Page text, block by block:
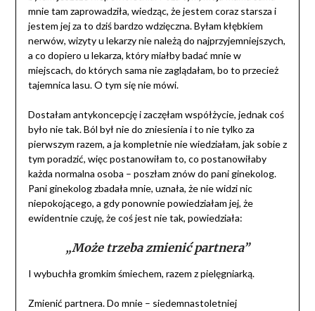
mnie tam zaprowadziła, wiedząc, że jestem coraz starsza i
jestem jej za to dziś bardzo wdzięczna. Byłam kłębkiem
nerwów, wizyty u lekarzy nie należą do najprzyjemniejszych,
a co dopiero u lekarza, który miałby badać mnie w
miejscach, do których sama nie zaglądałam, bo to przecież
tajemnica lasu. O tym się nie mówi.
Dostałam antykoncepcję i zaczęłam współżycie, jednak coś
było nie tak. Ból był nie do zniesienia i to nie tylko za
pierwszym razem, a ja kompletnie nie wiedziałam, jak sobie z
tym poradzić, więc postanowiłam to, co postanowiłaby
każda normalna osoba – poszłam znów do pani ginekolog.
Pani ginekolog zbadała mnie, uznała, że nie widzi nic
niepokojącego, a gdy ponownie powiedziałam jej, że
ewidentnie czuję, że coś jest nie tak, powiedziała:
„Może trzeba zmienić partnera”
I wybuchła gromkim śmiechem, razem z pielęgniarką.
Zmienić partnera. Do mnie – siedemnastoletniej